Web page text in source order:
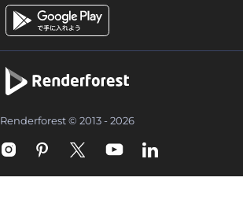
Renderforest © 2013 - 2026